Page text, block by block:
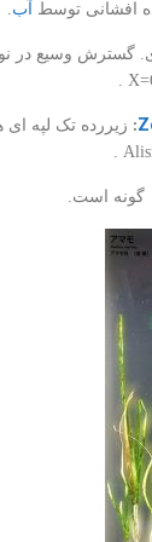
افشانی توسط آب.
گسترش وسیع در
: زیررده تک لپه ای